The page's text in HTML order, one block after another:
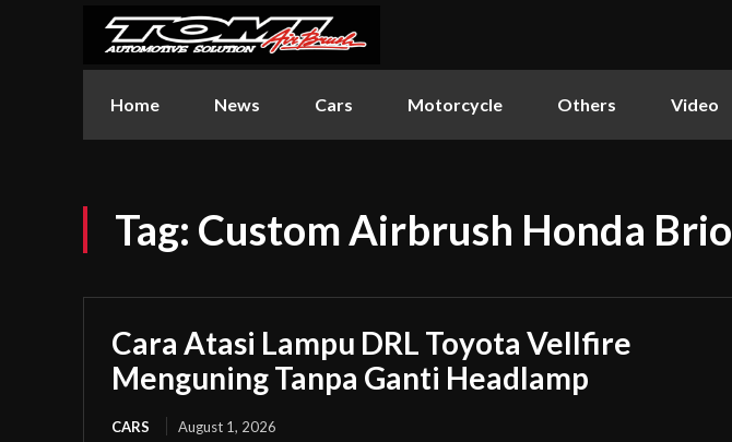
Home News Cars Motorcycle Others Video
Tag: Custom Airbrush Honda Brio
Cara Atasi Lampu DRL Toyota Vellfire
Menguning Tanpa Ganti Headlamp
CARS August 1, 2026